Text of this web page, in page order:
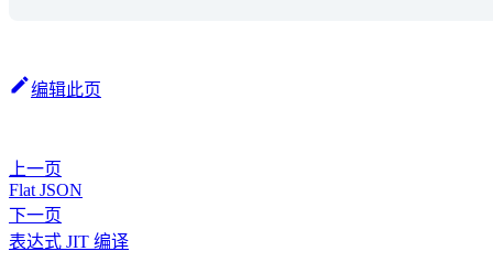
编辑此页
上一页
Flat JSON
下一页
表达式 JIT 编译